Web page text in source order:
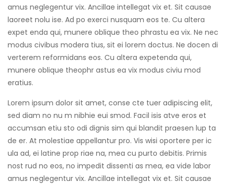
amus neglegentur vix. Ancillae intellegat vix et. Sit causae
laoreet nolu ise. Ad po exerci nusquam eos te. Cu altera
expet enda qui, munere oblique theo phrastu ea vix. Ne nec
modus civibus modera tius, sit ei lorem doctus. Ne docen di
verterem reformidans eos. Cu altera expetenda qui,
munere oblique theophr astus ea vix modus civiu mod
eratius.
Lorem ipsum dolor sit amet, conse cte tuer adipiscing elit,
sed diam no nu m nibhie eui smod. Facil isis atve eros et
accumsan etiu sto odi dignis sim qui blandit praesen lup ta
de er. At molestiae appellantur pro. Vis wisi oportere per ic
ula ad, ei latine prop riae na, mea cu purto debitis. Primis
nost rud no eos, no impedit dissenti as mea, ea vide labor
amus neglegentur vix. Ancillae intellegat vix et. Sit causae